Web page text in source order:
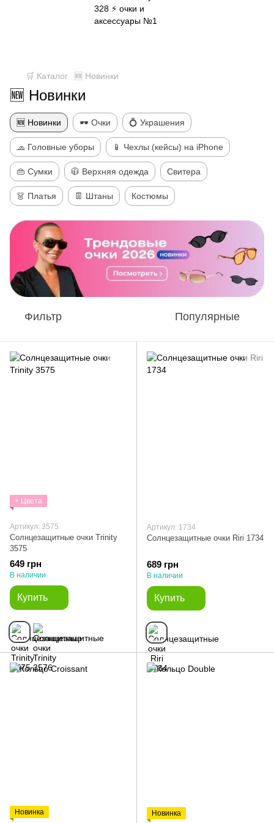
🛒 Каталог 🆕 Новинки
🆕 Новинки
🆕 Новинки 🕶 Очки 💍 Украшения
🧢 Головные уборы 📱 Чехлы (кейсы) на iPhone
👜 Сумки 🧥 Верхняя одежда Свитера
👗 Платья 👖 Штаны Костюмы
Фильтр Популярные
+ Цвета
Артикул: 3575
Солнцезащитные очки Trinity
3575
649 грн
В наличии
Купить
Артикул: 1734
Солнцезащитные очки Riri 1734
689 грн
В наличии
Купить
Новинка Новинка